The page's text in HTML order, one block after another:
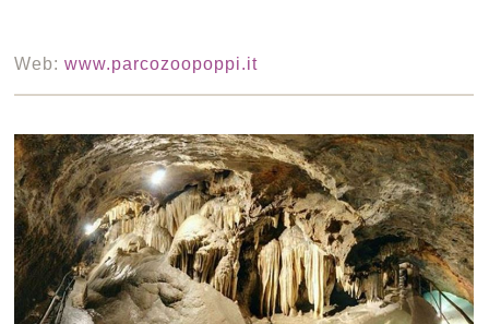
Web:www.parcozoopoppi.it